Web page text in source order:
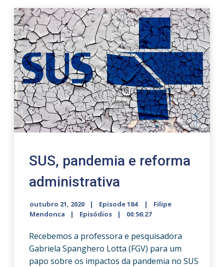
SUS, pandemia e reforma
administrativa
outubro 21, 2020 Episode 184
Filipe
Mendonca
Episódios 00:56:27
Recebemos a professora e pesquisadora
Gabriela Spanghero Lotta (FGV) para um
papo sobre os impactos da pandemia no SUS